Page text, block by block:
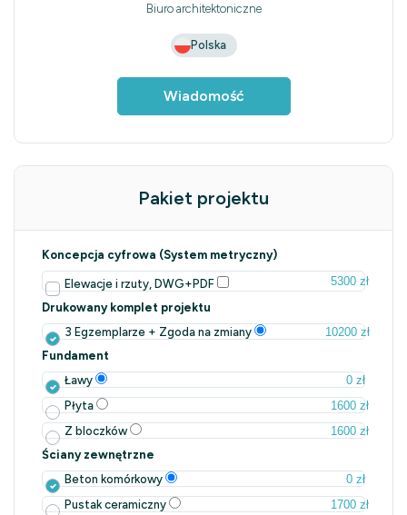
Biuro architektoniczne
Polska
Wiadomość
Pakiet projektu
Koncepcja cyfrowa (System metryczny)
Elewacje i rzuty, DWG+PDF
5300 zł
Drukowany komplet projektu
3 Egzemplarze + Zgoda na zmiany
10200 zł
Fundament
Ławy
0 zł
Płyta
1600 zł
Z bloczków
1600 zł
Ściany zewnętrzne
Beton komórkowy
0 zł
Pustak ceramiczny
1700 zł